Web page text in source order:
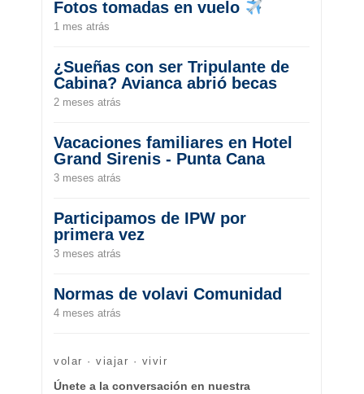
Fotos tomadas en vuelo
1 mes atrás
¿Sueñas con ser Tripulante de
Cabina? Avianca abrió becas
2 meses atrás
Vacaciones familiares en Hotel
Grand Sirenis - Punta Cana
3 meses atrás
Participamos de IPW por
primera vez
3 meses atrás
Normas de volavi Comunidad
4 meses atrás
volar · viajar · vivir
Únete a la conversación en nuestra